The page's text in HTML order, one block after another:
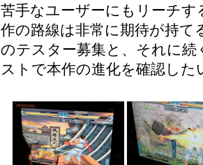
苦手なユーザーにもリーチす
作の路線は非常に期待が持て
のテスター募集と、それに続
ストで本作の進化を確認した